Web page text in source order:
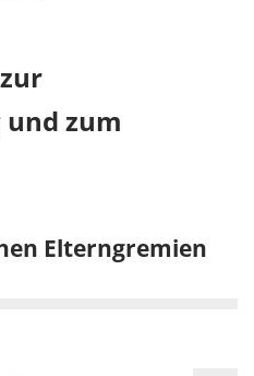
zum
Elterngremien